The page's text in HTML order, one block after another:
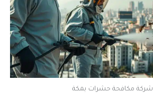
شركة مكافحة حشرات بمكة